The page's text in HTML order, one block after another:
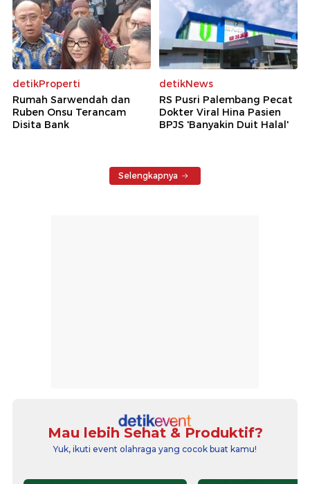
detikProperti
Rumah Sarwendah dan
Ruben Onsu Terancam
Disita Bank
detikNews
RS Pusri Palembang Pecat
Dokter Viral Hina Pasien
BPJS 'Banyakin Duit Halal'
Selengkapnya
Mau lebih Sehat & Produktif?
Yuk, ikuti event olahraga yang cocok buat kamu!